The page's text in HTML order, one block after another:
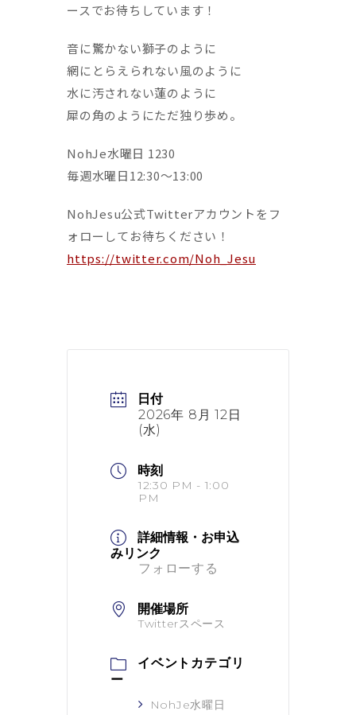
ースでお待ちしています！
音に驚かない獅子のように
網にとらえられない風のように
水に汚されない蓮のように
犀の角のようにただ独り歩め。
NohJe水曜日 1230
毎週水曜日12:30〜13:00
NohJesu公式Twitterアカウントをフ
ォローしてお待ちください！
https://twitter.com/Noh_Jesu
日付
2026年 8月 12日
(水)
時刻
12:30 PM - 1:00
PM
詳細情報・お申込
みリンク
フォローする
開催場所
Twitterスペース
イベントカテゴリ
ー
NohJe水曜日